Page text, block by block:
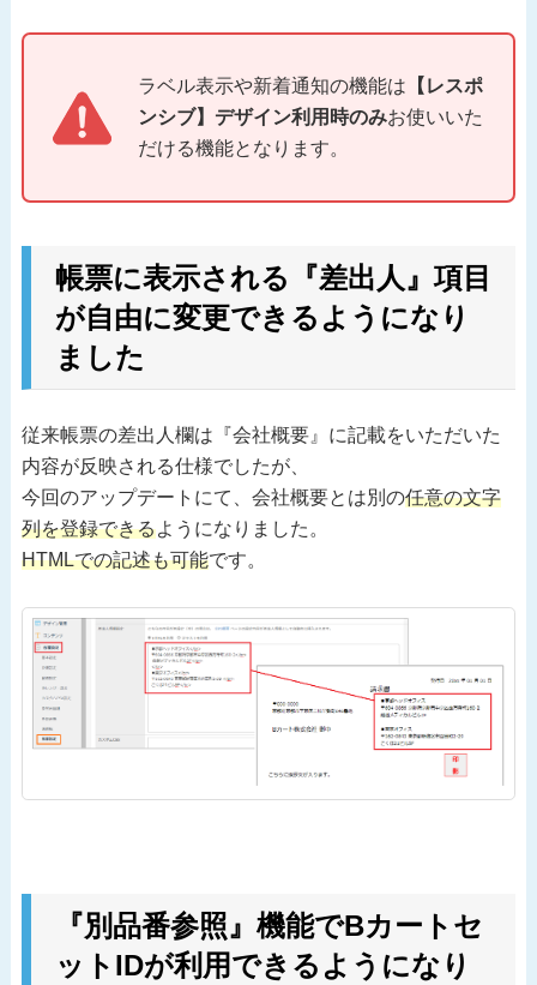
ラベル表示や新着通知の機能は 【レスポ
ンシブ】デザイン利用時のみお使いいた
だける機能となります。
帳票に表示される『差出人』項目
が自由に変更できるようになり
ました
従来帳票の差出人欄は『会社概要』に記載をいただいた
内容が反映される仕様でしたが、
今回のアップデートにて、会社概要とは別の任意の文字
列を登録できるようになりました。
HTMLでの記述も可能です。
『別品番参照』機能でBカートセ
ットIDが利用できるようになり